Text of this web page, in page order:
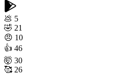
💩 5
🤣 21
😠 10
👍 46
🤯 30
🥰 26